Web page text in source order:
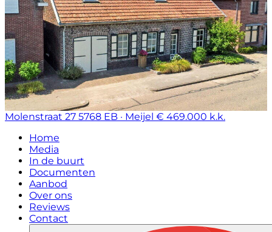
Molenstraat 27 5768 EB · Meijel € 469.000 k.k.
Home
Media
In de buurt
Documenten
Aanbod
Over ons
Reviews
Contact